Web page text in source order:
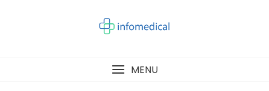
MENU